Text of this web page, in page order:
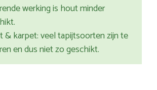
werking is hout minder
& karpet: veel tapijtsoorten zijn te
en dus niet zo geschikt.